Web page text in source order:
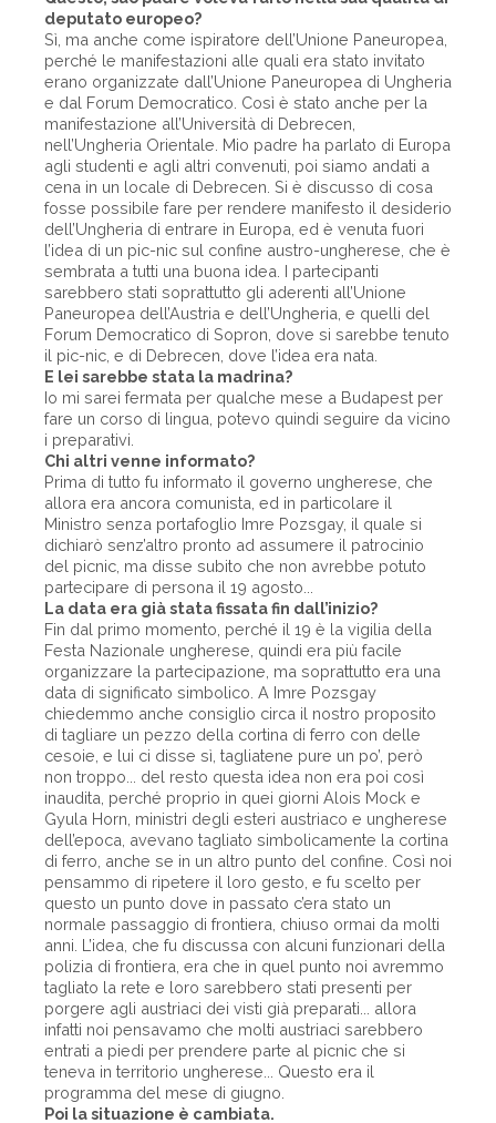
deputato europeo?
Sì, ma anche come ispiratore dell’Unione Paneuropea,
perché le manifestazioni alle quali era stato invitato
erano organizzate dall’Unione Paneuropea di Ungheria
e dal Forum Democratico. Così è stato anche per la
manifestazione all’Università di Debrecen,
nell’Ungheria Orientale. Mio padre ha parlato di Europa
agli studenti e agli altri convenuti, poi siamo andati a
cena in un locale di Debrecen. Si è discusso di cosa
fosse possibile fare per rendere manifesto il desiderio
dell’Ungheria di entrare in Europa, ed è venuta fuori
l’idea di un pic-nic sul confine austro-ungherese, che è
sembrata a tutti una buona idea. I partecipanti
sarebbero stati soprattutto gli aderenti all’Unione
Paneuropea dell’Austria e dell’Ungheria, e quelli del
Forum Democratico di Sopron, dove si sarebbe tenuto
il pic-nic, e di Debrecen, dove l’idea era nata.
E lei sarebbe stata la madrina?
Io mi sarei fermata per qualche mese a Budapest per
fare un corso di lingua, potevo quindi seguire da vicino
i preparativi.
Chi altri venne informato?
Prima di tutto fu informato il governo ungherese, che
allora era ancora comunista, ed in particolare il
Ministro senza portafoglio Imre Pozsgay, il quale si
dichiarò senz’altro pronto ad assumere il patrocinio
del picnic, ma disse subito che non avrebbe potuto
partecipare di persona il 19 agosto...
La data era già stata fissata fin dall’inizio?
Fin dal primo momento, perché il 19 è la vigilia della
Festa Nazionale ungherese, quindi era più facile
organizzare la partecipazione, ma soprattutto era una
data di significato simbolico. A Imre Pozsgay
chiedemmo anche consiglio circa il nostro proposito
di tagliare un pezzo della cortina di ferro con delle
cesoie, e lui ci disse sì, tagliatene pure un po’, però
non troppo... del resto questa idea non era poi così
inaudita, perché proprio in quei giorni Alois Mock e
Gyula Horn, ministri degli esteri austriaco e ungherese
dell’epoca, avevano tagliato simbolicamente la cortina
di ferro, anche se in un altro punto del confine. Così noi
pensammo di ripetere il loro gesto, e fu scelto per
questo un punto dove in passato c’era stato un
normale passaggio di frontiera, chiuso ormai da molti
anni. L’idea, che fu discussa con alcuni funzionari della
polizia di frontiera, era che in quel punto noi avremmo
tagliato la rete e loro sarebbero stati presenti per
porgere agli austriaci dei visti già preparati... allora
infatti noi pensavamo che molti austriaci sarebbero
entrati a piedi per prendere parte al picnic che si
teneva in territorio ungherese... Questo era il
programma del mese di giugno.
Poi la situazione è cambiata.